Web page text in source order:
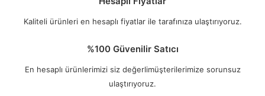
Kaliteli ürünleri en hesaplı fiyatlar ile tarafınıza ulaştırıyoruz.
%100 Güvenilir Satıcı
En hesaplı ürünlerimizi siz değerlimüşterilerimize sorunsuz
ulaştırıyoruz.